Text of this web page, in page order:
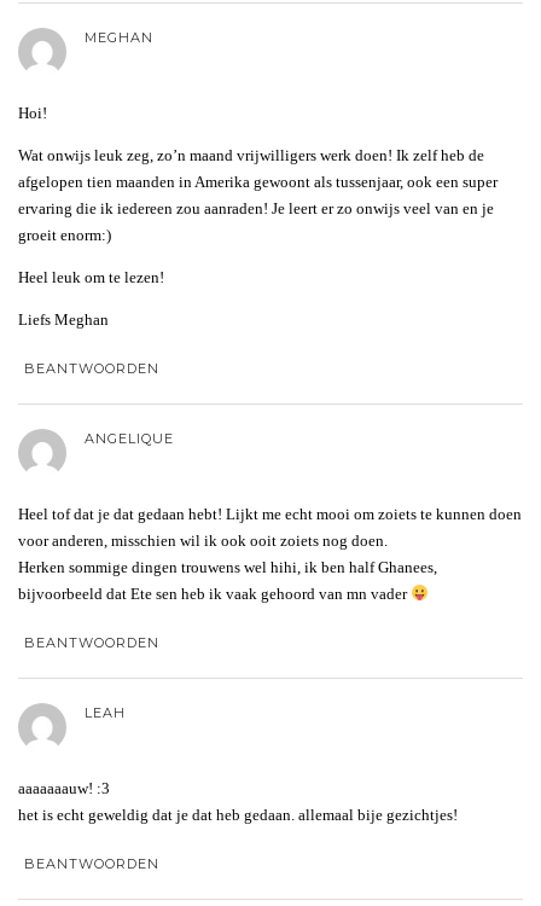
MEGHAN
Hoi!
Wat onwijs leuk zeg, zo’n maand vrijwilligers werk doen! Ik zelf heb de
afgelopen tien maanden in Amerika gewoont als tussenjaar, ook een super
ervaring die ik iedereen zou aanraden! Je leert er zo onwijs veel van en je
groeit enorm:)
Heel leuk om te lezen!
Liefs Meghan
BEANTWOORDEN
ANGELIQUE
Heel tof dat je dat gedaan hebt! Lijkt me echt mooi om zoiets te kunnen doen
voor anderen, misschien wil ik ook ooit zoiets nog doen.
Herken sommige dingen trouwens wel hihi, ik ben half Ghanees,
bijvoorbeeld dat Ete sen heb ik vaak gehoord van mn vader
BEANTWOORDEN
LEAH
aaaaaaauw! :3
het is echt geweldig dat je dat heb gedaan. allemaal bije gezichtjes!
BEANTWOORDEN